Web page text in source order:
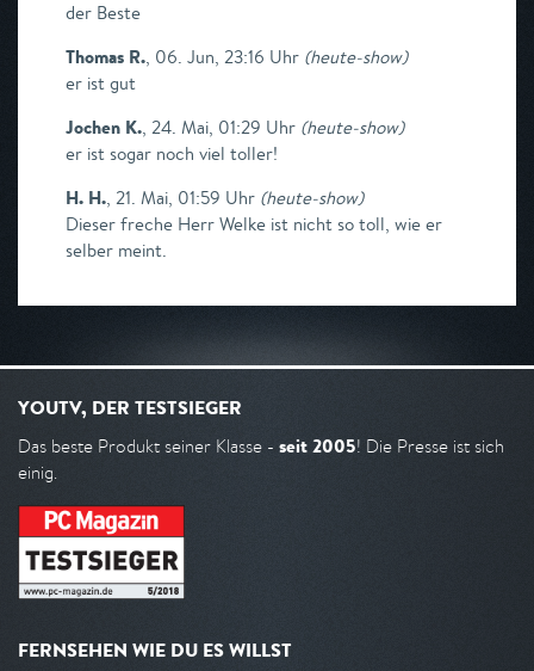
der Beste
Thomas R., 06. Jun, 23:16 Uhr (heute-show)
er ist gut
Jochen K., 24. Mai, 01:29 Uhr (heute-show)
er ist sogar noch viel toller!
H. H., 21. Mai, 01:59 Uhr (heute-show)
Dieser freche Herr Welke ist nicht so toll, wie er
selber meint.
YOUTV, DER TESTSIEGER
Das beste Produkt seiner Klasse - seit 2005! Die Presse ist sich
einig.
FERNSEHEN WIE DU ES WILLST